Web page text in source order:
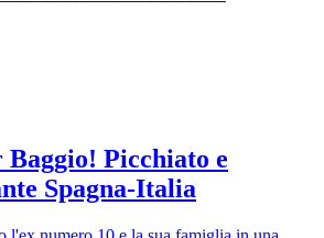
Baggio! Picchiato e
Spagna-Italia